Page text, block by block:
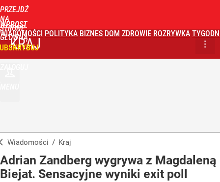
PRZEJDŹ
NA
STRONĘ
GŁÓWNĄ
WPROST
WIADOMOŚCI POLITYKA BIZNES DOM ZDROWIE ROZRYWKA
KRAJ
Wiadomości / Kraj
Adrian Zandberg wygrywa z Magdaleną
Biejat. Sensacyjne wyniki exit poll